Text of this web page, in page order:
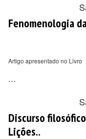
Fenomenologia
Artigo apresentado no Livro
...
Discurso
Lições..